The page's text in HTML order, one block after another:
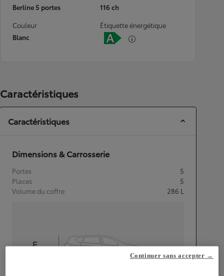
Berline 5 portes
116 ch
Couleur
Blanc
Étiquette énergétique
Caractéristiques
Caractéristiques
Dimensions & Carrosserie
Portes
5
Places
5
Volume du coffre
286 L
mm Continuer sans accepter →